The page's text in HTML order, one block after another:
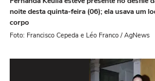
noite desta quinta-feira (06); ela usava um
corpo
Foto: Francisco Cepeda e Léo Franco / AgNews